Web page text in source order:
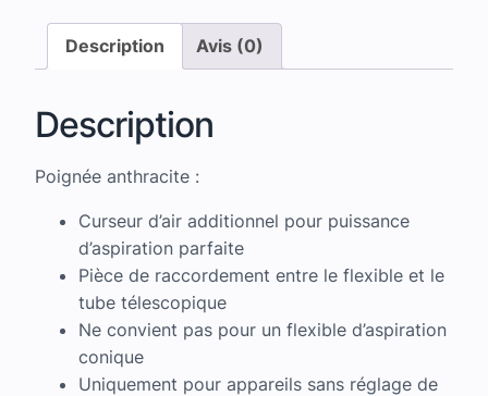
Description Avis (0)
Description
Poignée anthracite :
Curseur d’air additionnel pour puissance
d’aspiration parfaite
Pièce de raccordement entre le flexible et le
tube télescopique
Ne convient pas pour un flexible d’aspiration
conique
Uniquement pour appareils sans réglage de